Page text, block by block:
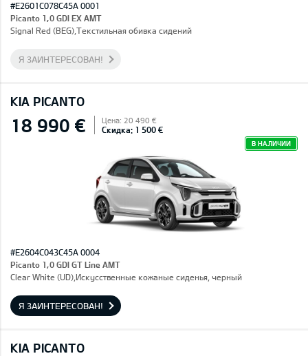
#E2601C078C45A 0001
Picanto 1,0 GDI EX AMT
Signal Red (BEG),Текстильная обивка сидений
Я ЗАИНТЕРЕСОВАН!
KIA PICANTO
18 990 € Цена: 20 490 €
Скидка: 1 500 €
В НАЛИЧИИ
#E2604C043C45A 0004
Picanto 1,0 GDI GT Line AMT
Clear White (UD),Искусственные кожаные сиденья, черный
Я ЗАИНТЕРЕСОВАН!
KIA PICANTO